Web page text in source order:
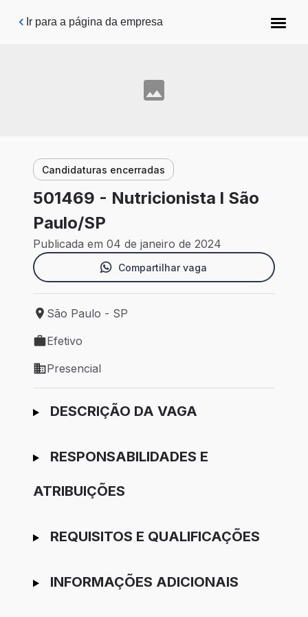
Pular para o conteúdo principal
Ir para a página da empresa
Candidaturas encerradas
501469 - Nutricionista l São
Paulo/SP
Publicada em 04 de janeiro de 2024
Compartilhar vaga
Local de trabalho: São Paulo - SP
São Paulo - SP
Tipo de vaga: Efetivo
Efetivo
Modelo de trabalho: Presencial
Presencial
Ir para candidatura
DESCRIÇÃO DA VAGA
RESPONSABILIDADES E
ATRIBUIÇÕES
REQUISITOS E QUALIFICAÇÕES
INFORMAÇÕES ADICIONAIS